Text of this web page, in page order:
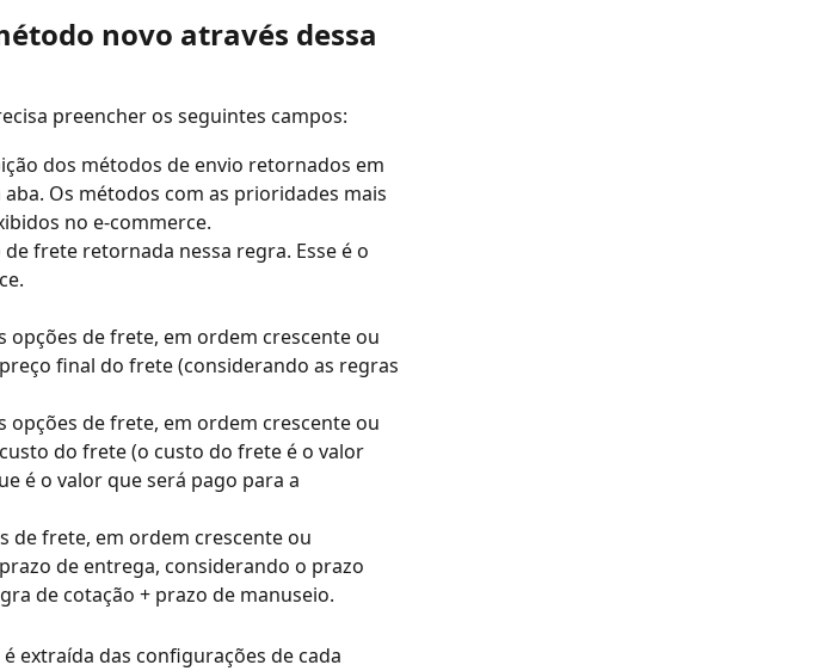
novo através dessa
preencher os seguintes campos:
dos métodos de envio retornados em
Os métodos com as prioridades mais
no e-commerce.
frete retornada nessa regra. Esse é o
opções de frete, em ordem crescente ou
final do frete (considerando as regras
opções de frete, em ordem crescente ou
do frete (o custo do frete é o valor
é o valor que será pago para a
de frete, em ordem crescente ou
de entrega, considerando o prazo
de cotação + prazo de manuseio.
extraída das configurações de cada